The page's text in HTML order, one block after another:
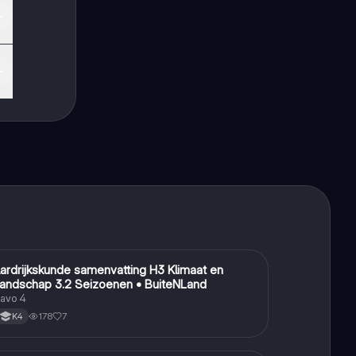
Aardrijkskunde
samenvatting H3 Klimaat en
3.2 Seizoenen • BuiteNLand
4
K4 178 7